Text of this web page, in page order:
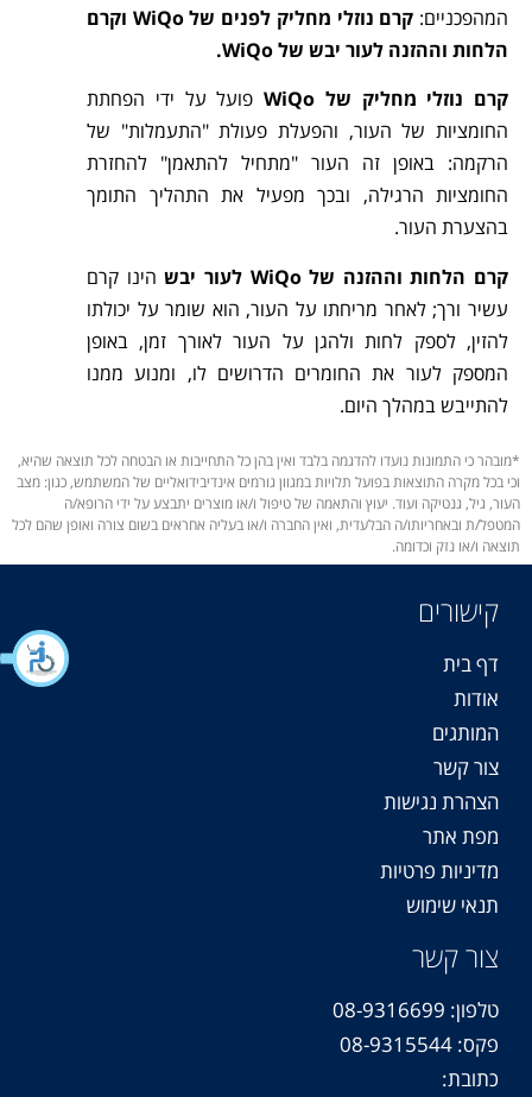
המהפכניים:
קרם נוזלי מחליק לפנים של WiQo וקרם
הלחות וההזנה לעור יבש של WiQo.
קרם נוזלי מחליק של WiQo
פועל על ידי הפחתת
החומציות של העור, והפעלת פעולת "התעמלות" של
הרקמה: באופן זה העור "מתחיל להתאמן" להחזרת
החומציות הרגילה, ובכך מפעיל את התהליך התומך
בהצערת העור.
קרם הלחות וההזנה של WiQo לעור יבש
הינו קרם
עשיר ורך; לאחר מריחתו על העור, הוא שומר על יכולתו
להזין, לספק לחות ולהגן על העור לאורך זמן, באופן
המספק לעור את החומרים הדרושים לו, ומנוע ממנו
להתייבש במהלך היום.
*מובהר כי התמונות נועדו להדגמה בלבד ואין בהן כל התחייבות או הבטחה לכל תוצאה שהיא,
וכי בכל מקרה התוצאות בפועל תלויות במגוון גורמים אינדיבידואליים של המשתמש, כגון: מצב
העור, גיל, גנטיקה ועוד. יעוץ והתאמה של טיפול ו/או מוצרים יתבצע על ידי הרופא/ה
המטפל/ת ובאחריותו/ה הבלעדית, ואין החברה ו/או בעליה אחראים בשום צורה ואופן שהם לכל
תוצאה ו/או נזק וכדומה.
קישורים
דף בית
אודות
המותגים
צור קשר
הצהרת נגישות
מפת אתר
מדיניות פרטיות
תנאי שימוש
צור קשר
טלפון: 08-9316699
פקס: 08-9315544
כתובת: